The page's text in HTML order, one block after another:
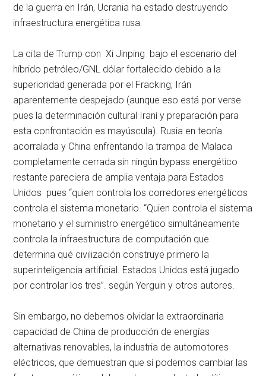
de la guerra en Irán, Ucrania ha estado destruyendo
infraestructura energética rusa.
La cita de Trump con Xi Jinping bajo el escenario del
híbrido petróleo/GNL dólar fortalecido debido a la
superioridad generada por el Fracking; Irán
aparentemente despejado (aunque eso está por verse
pues la determinación cultural Iraní y preparación para
esta confrontación es mayúscula). Rusia en teoría
acorralada y China enfrentando la trampa de Malaca
completamente cerrada sin ningún bypass energético
restante pareciera de amplia ventaja para Estados
Unidos pues “quien controla los corredores energéticos
controla el sistema monetario. “Quien controla el sistema
monetario y el suministro energético simultáneamente
controla la infraestructura de computación que
determina qué civilización construye primero la
superinteligencia artificial. Estados Unidos está jugado
por controlar los tres”. según Yerguin y otros autores.
Sin embargo, no debemos olvidar la extraordinaria
capacidad de China de producción de energías
alternativas renovables, la industria de automotores
eléctricos, que demuestran que sí podemos cambiar las